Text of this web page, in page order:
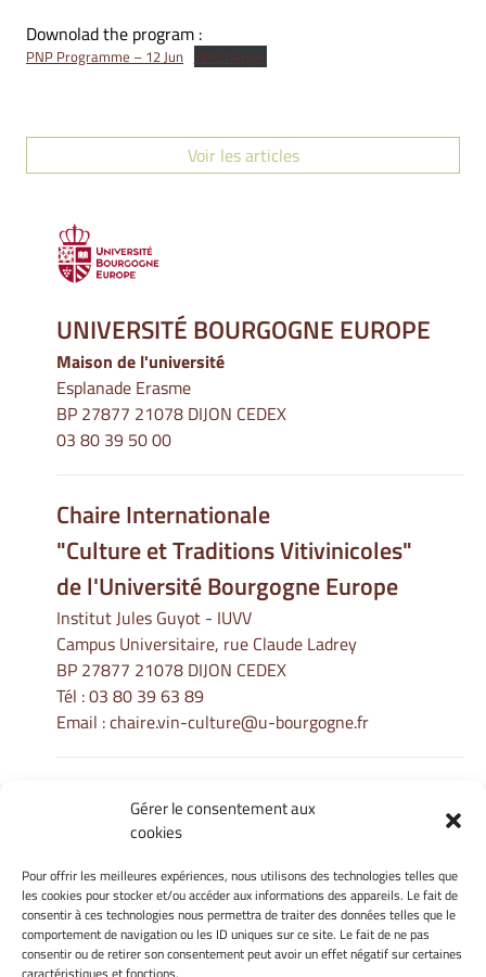
Gérer le consentement aux
cookies
Pour offrir les meilleures expériences, nous utilisons des technologies telles que
les cookies pour stocker et/ou accéder aux informations des appareils. Le fait de
consentir à ces technologies nous permettra de traiter des données telles que le
comportement de navigation ou les ID uniques sur ce site. Le fait de ne pas
consentir ou de retirer son consentement peut avoir un effet négatif sur certaines
Downolad the program :
PNP Programme – 12 Jun Télécharger
Voir les articles
UNIVERSITÉ BOURGOGNE EUROPE
Maison de l'université
Esplanade Erasme
BP 27877 21078 DIJON CEDEX
03 80 39 50 00
Chaire Internationale
"Culture et Traditions Vitivinicoles"
de l'Université Bourgogne Europe
Institut Jules Guyot - IUVV
Campus Universitaire, rue Claude Ladrey
BP 27877 21078 DIJON CEDEX
Tél :03 80 39 63 89
Email :chaire.vin-culture@u-bourgogne.fr
Informations Légales
Gérer mes cookies
Politique de cookies
Déclaration de confidentialité
Avertissement